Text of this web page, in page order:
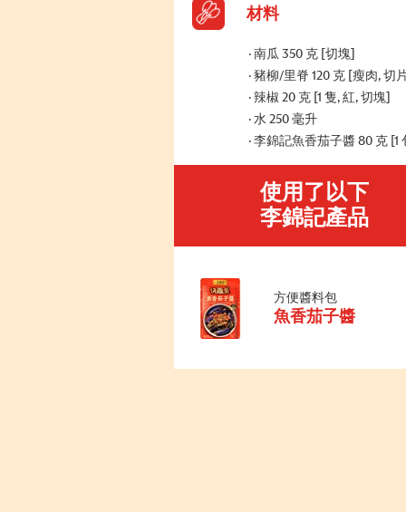
材料
南瓜 350 克 [切塊]
豬柳/里脊 120 克 [瘦肉, 切
辣椒 20 克 [1 隻, 紅, 切塊]
水 250 毫升
李錦記魚香茄子醬 80 克 [1
使用了以下
李錦記產品
方便醬料包
魚香茄子醬